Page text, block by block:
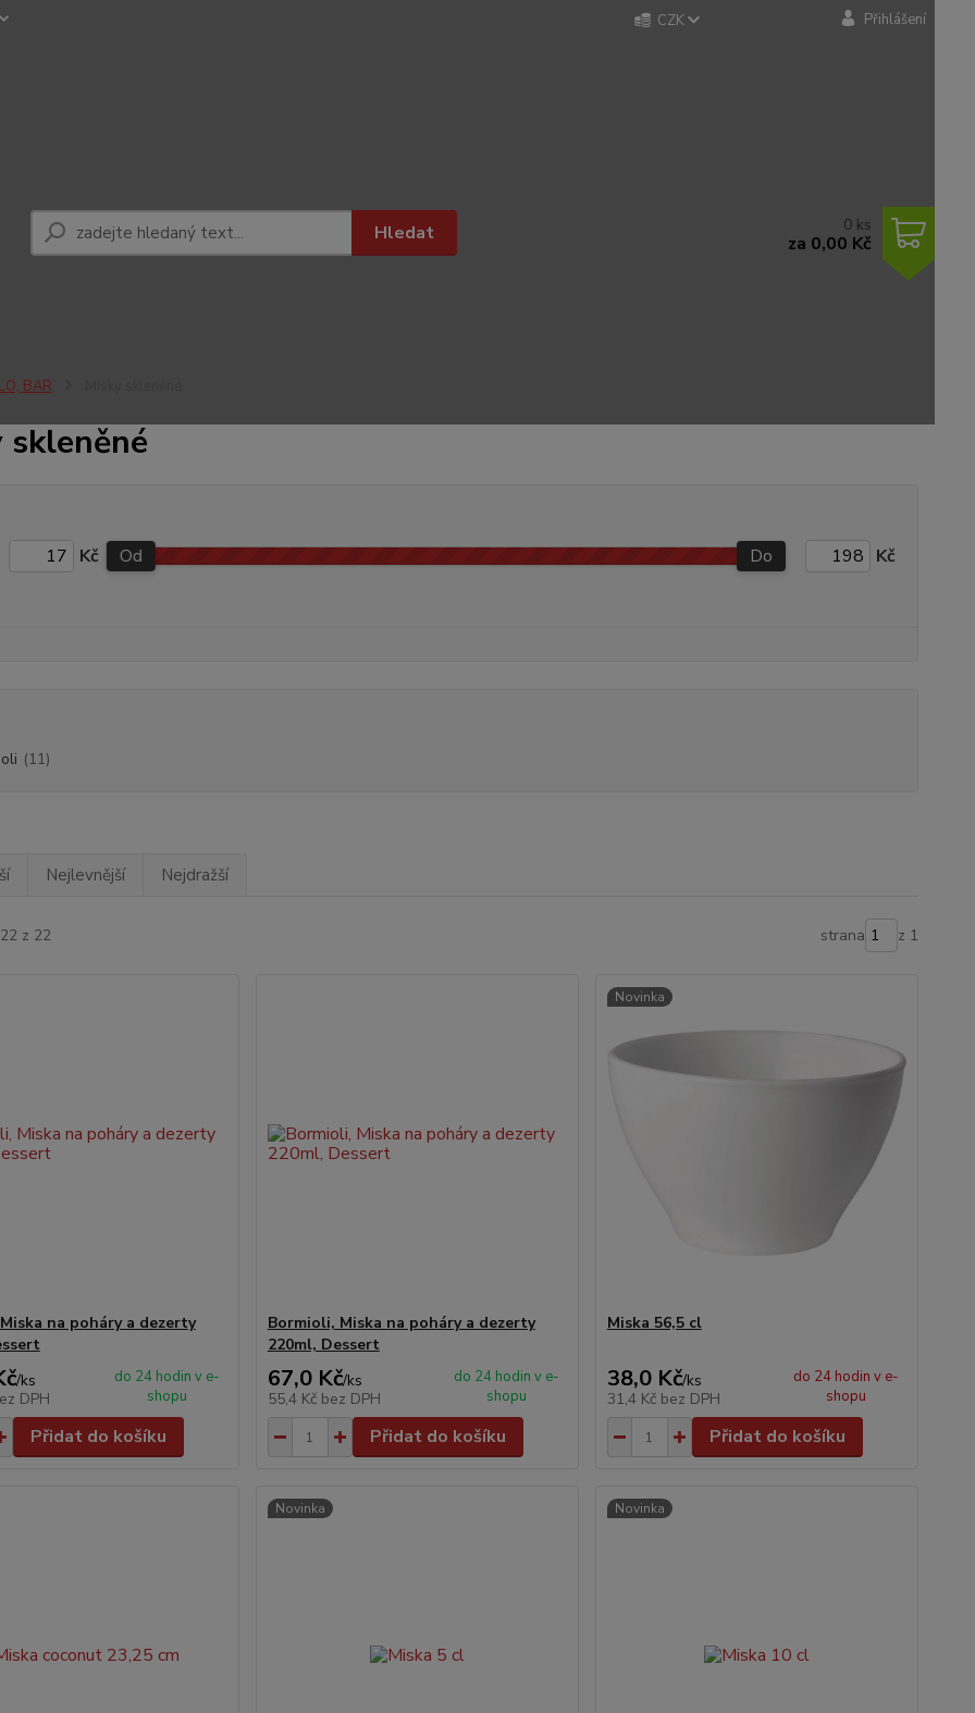
CZK Přihlášení
Hledat 0 ks
za 0,00 Kč
BAR
skleněné
Kč Od Do Kč
(11)
Nejlevnější Nejdražší
z 22 strana z 1
na poháry a dezerty
/ks
DPH
do 24 hodin v e-
shopu
Přidat do košíku
Bormioli, Miska na poháry a dezerty
220ml, Dessert
67,0 Kč/ks
55,4 Kč bez DPH
do 24 hodin v e-
shopu
Přidat do košíku
Novinka
Miska 56,5 cl
38,0 Kč/ks
31,4 Kč bez DPH
do 24 hodin v e-
shopu
Přidat do košíku
Novinka Novinka